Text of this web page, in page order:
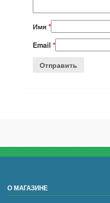
Имя*
Email*
О МАГАЗИНЕ